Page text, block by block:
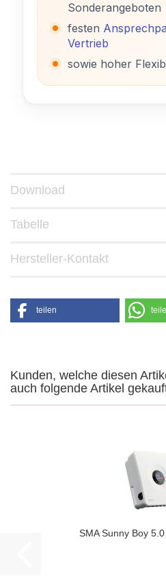
Sonderangeboten
festen
Vertrieb
sowie hoher
Download
Tabelle
Hersteller-Kontakt
teilen
Kunden, welche diesen
auch folgende Artikel
SMA Sunny Boy